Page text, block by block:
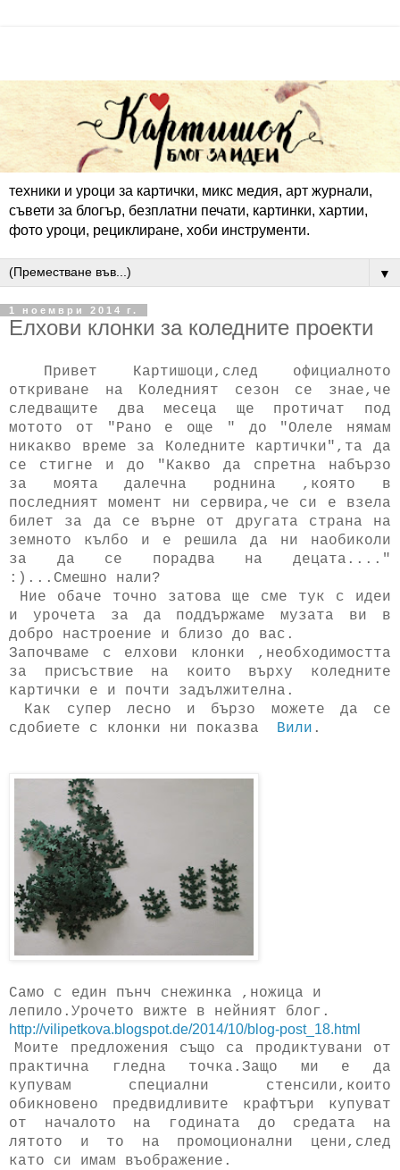
техники и уроци за картички, микс медия, арт журнали,
съвети за блогър, безплатни печати, картинки, хартии,
фото уроци, рециклиране, хоби инструменти.
▼
1 ноември 2014 г.
Елхови клонки за коледните проекти
Привет Картишоци,след официалното
откриване на Коледният сезон се знае,че
следващите два месеца ще протичат под
мотото от "Рано е още " до "Олеле нямам
никакво време за Коледните картички",та да
се стигне и до "Какво да спретна набързо
за моята далечна роднина ,която в
последният момент ни сервира,че си е взела
билет за да се върне от другата страна на
земното кълбо и е решила да ни наобиколи
за да се порадва на децата...."
:)...Смешно нали?
Ние обаче точно затова ще сме тук с идеи
и урочета за да поддържаме музата ви в
добро настроение и близо до вас.
Започваме с елхови клонки ,необходимостта
за присъствие на които върху коледните
картички е и почти задължителна.
Как супер лесно и бързо можете да се
сдобиете с клонки ни показва Вили .
Само с един пънч снежинка ,ножица и
лепило.Урочето вижте в нейният блог.
http://vilipetkova.blogspot.de/2014/10/blog-post_18.html
Моите предложения също са продиктувани от
практична гледна точка.Защо ми е да
купувам специални стенсили,които
обикновено предвидливите крафтъри купуват
от началото на годината до средата на
лятото и то на промоционални цени,след
като си имам въображение.